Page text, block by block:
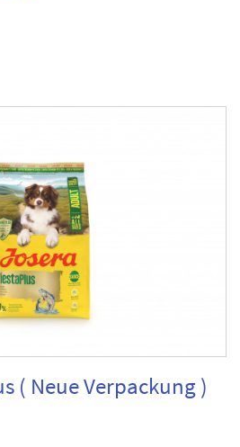
( Neue Verpackung )